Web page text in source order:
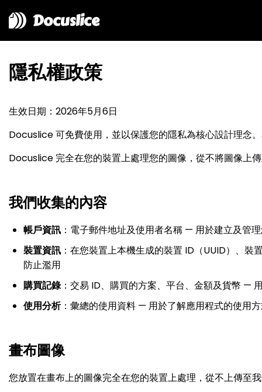
Docuslice
隱私權政策
生效日期：2026年5月6日
Docuslice 可免費使用，並以保護您的隱私為核心設計理念
Docuslice 完全在您的裝置上處理您的圖像，從不將圖像上
我們收集的內容
帳戶資訊 ：電子郵件地址及使用者名稱 — 用於建立及管
裝置資訊 ：在您裝置上本機生成的裝置 ID（UUID）、
防止濫用
購買記錄：交易 ID、購買的方案、平台、金額及貨幣 —
使用分析：彙總的使用資料 — 用於了解應用程式的使用
畫布圖像
您放置在畫布上的圖像完全在您的裝置上處理，從不上傳至